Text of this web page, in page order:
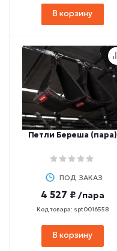
В корзину
Петли Береша (пара)
ПОД ЗАКАЗ
4 527 ₽ /пара
Код товара: spt0016558
В корзину